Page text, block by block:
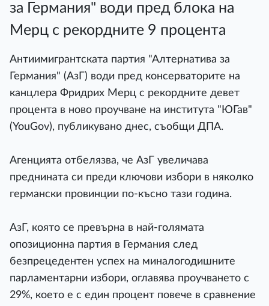
за Германия" води пред блока на
Мерц с рекордните 9 процента
Антиимигрантската партия "Алтернатива за
Германия" (AзГ) води пред консерваторите на
канцлера Фридрих Мерц с рекордните девет
процента в ново проучване на института "ЮГав"
(YouGov), публикувано днес, съобщи ДПА.
Агенцията отбелязва, че АзГ увеличава
преднината си преди ключови избори в няколко
германски провинции по-късно тази година.
AзГ, която се превърна в най-голямата
опозиционна партия в Германия след
безпрецедентен успех на миналогодишните
парламентарни избори, оглавява проучването с
29%, което е с един процент повече в сравнение